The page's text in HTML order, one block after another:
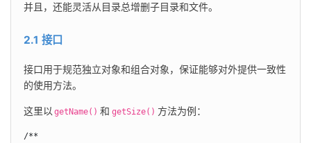
并且，还能灵活从目录总增删子目录和文件。
2.1 接口
接口用于规范独立对象和组合对象，保证能够对外提供一致性
的使用方法。
这里以 getName() 和 getSize() 方法为例：
/**